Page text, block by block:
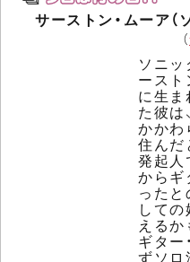
サーストン・ムーア（
（
ソニッ
ースト
に生ま
た彼は
かかわ
住んだ
発起人
からギ
ったと
して
える
ギター
ずソロ